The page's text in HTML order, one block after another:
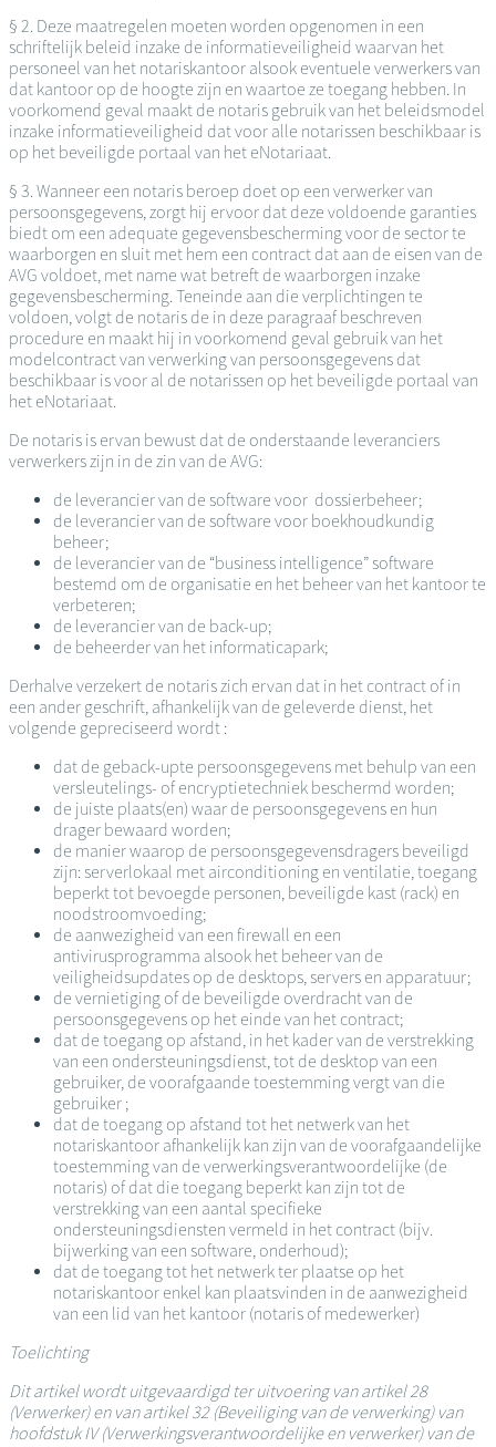
§ 2. Deze maatregelen moeten worden opgenomen in een
schriftelijk beleid inzake de informatieveiligheid waarvan het
personeel van het notariskantoor alsook eventuele verwerkers van
dat kantoor op de hoogte zijn en waartoe ze toegang hebben. In
voorkomend geval maakt de notaris gebruik van het beleidsmodel
inzake informatieveiligheid dat voor alle notarissen beschikbaar is
op het beveiligde portaal van het eNotariaat.
§ 3. Wanneer een notaris beroep doet op een verwerker van
persoonsgegevens, zorgt hij ervoor dat deze voldoende garanties
biedt om een adequate gegevensbescherming voor de sector te
waarborgen en sluit met hem een contract dat aan de eisen van de
AVG voldoet, met name wat betreft de waarborgen inzake
gegevensbescherming. Teneinde aan die verplichtingen te
voldoen, volgt de notaris de in deze paragraaf beschreven
procedure en maakt hij in voorkomend geval gebruik van het
modelcontract van verwerking van persoonsgegevens dat
beschikbaar is voor al de notarissen op het beveiligde portaal van
het eNotariaat.
De notaris is ervan bewust dat de onderstaande leveranciers
verwerkers zijn in de zin van de AVG:
de leverancier van de software voor dossierbeheer;
de leverancier van de software voor boekhoudkundig
beheer;
de leverancier van de “business intelligence” software
bestemd om de organisatie en het beheer van het kantoor te
verbeteren;
de leverancier van de back-up;
de beheerder van het informaticapark;
Derhalve verzekert de notaris zich ervan dat in het contract of in
een ander geschrift, afhankelijk van de geleverde dienst, het
volgende gepreciseerd wordt :
dat de geback-upte persoonsgegevens met behulp van een
versleutelings- of encryptietechniek beschermd worden;
de juiste plaats(en) waar de persoonsgegevens en hun
drager bewaard worden;
de manier waarop de persoonsgegevensdragers beveiligd
zijn: serverlokaal met airconditioning en ventilatie, toegang
beperkt tot bevoegde personen, beveiligde kast (rack) en
noodstroomvoeding;
de aanwezigheid van een firewall en een
antivirusprogramma alsook het beheer van de
veiligheidsupdates op de desktops, servers en apparatuur;
de vernietiging of de beveiligde overdracht van de
persoonsgegevens op het einde van het contract;
dat de toegang op afstand, in het kader van de verstrekking
van een ondersteuningsdienst, tot de desktop van een
gebruiker, de voorafgaande toestemming vergt van die
gebruiker ;
dat de toegang op afstand tot het netwerk van het
notariskantoor afhankelijk kan zijn van de voorafgaandelijke
toestemming van de verwerkingsverantwoordelijke (de
notaris) of dat die toegang beperkt kan zijn tot de
verstrekking van een aantal specifieke
ondersteuningsdiensten vermeld in het contract (bijv.
bijwerking van een software, onderhoud);
dat de toegang tot het netwerk ter plaatse op het
notariskantoor enkel kan plaatsvinden in de aanwezigheid
van een lid van het kantoor (notaris of medewerker)
Toelichting
Dit artikel wordt uitgevaardigd ter uitvoering van artikel 28
(Verwerker) en van artikel 32 (Beveiliging van de verwerking) van
hoofdstuk IV (Verwerkingsverantwoordelijke en verwerker) van de